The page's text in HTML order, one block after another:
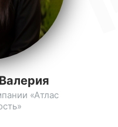
«Атлас